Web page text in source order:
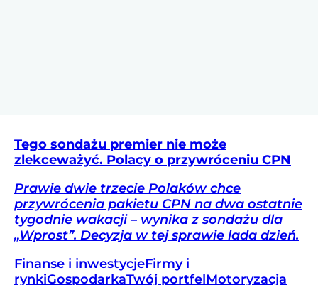
Tego sondażu premier nie może
zlekceważyć. Polacy o przywróceniu CPN
Prawie dwie trzecie Polaków chce
przywrócenia pakietu CPN na dwa ostatnie
tygodnie wakacji – wynika z sondażu dla
„Wprost”. Decyzja w tej sprawie lada dzień.
Finanse i inwestycjeFirmy i
rynkiGospodarkaTwój portfelMotoryzacja